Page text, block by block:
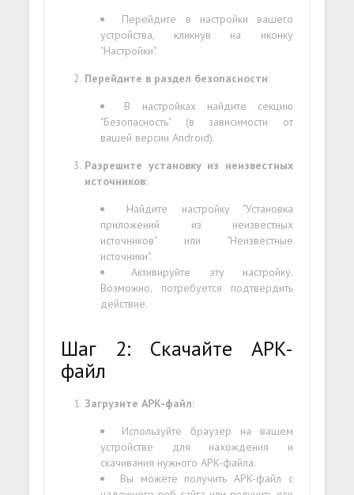
Перейдите в настройки вашего
устройства, кликнув на иконку
"Настройки".
Перейдите в раздел безопасности:
В настройках найдите секцию
"Безопасность" (в зависимости от
вашей версии Android).
Разрешите установку из неизвестных
источников:
Найдите настройку "Установка
приложений из неизвестных
источников" или "Неизвестные
источники".
Активируйте эту настройку.
Возможно, потребуется подтвердить
действие.
Шаг 2: Скачайте APK-
файл
Загрузите APK-файл:
Используйте браузер на вашем
устройстве для нахождения и
скачивания нужного APK-файла.
Вы можете получить APK-файл с